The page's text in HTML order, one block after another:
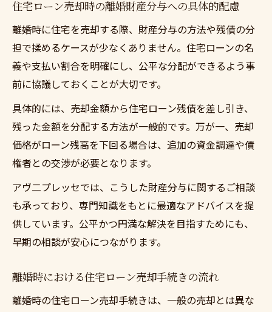
住宅ローン売却時の離婚財産分与への具体的配慮
離婚時に住宅を売却する際、財産分与の方法や残債の分
担で揉めるケースが少なくありません。住宅ローンの名
義や支払い割合を明確にし、公平な分配ができるよう事
前に協議しておくことが大切です。
具体的には、売却金額から住宅ローン残債を差し引き、
残った金額を分配する方法が一般的です。万が一、売却
価格がローン残高を下回る場合は、追加の資金調達や債
権者との交渉が必要となります。
アヴ二プレッセでは、こうした財産分与に関するご相談
も承っており、専門知識をもとに最適なアドバイスを提
供しています。公平かつ円満な解決を目指すためにも、
早期の相談が安心につながります。
離婚時における住宅ローン売却手続きの流れ
離婚時の住宅ローン売却手続きは、一般の売却とは異な